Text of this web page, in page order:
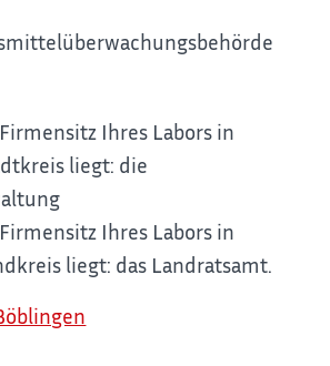
Ihres Labors in
liegt: die
Ihres Labors in
liegt: das Landratsamt.